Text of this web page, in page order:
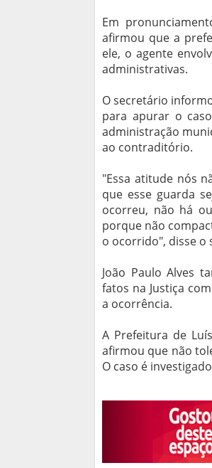
Em
afirmou que a
ele, o agente
administrativas.
O secretário
para apurar o
administração
ao contraditório.
"Essa atitude nós
que esse guarda
ocorreu, não há
porque não
o ocorrido", disse
João Paulo Alves
fatos na Justiça
a ocorrência.
A Prefeitura de
afirmou que não
O caso é